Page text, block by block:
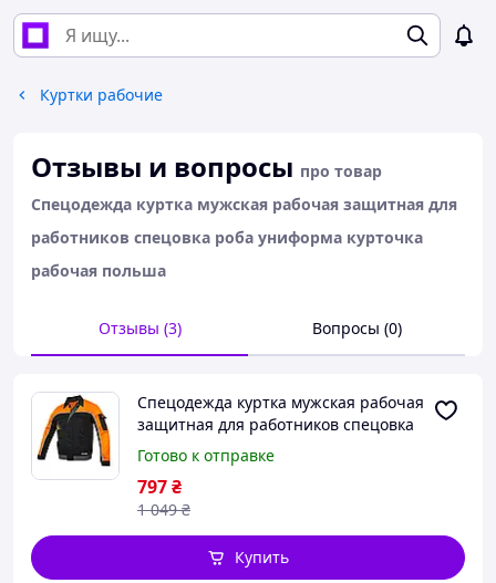
Куртки рабочие
Отзывы и вопросы про товар
Спецодежда куртка мужская рабочая защитная для
работников спецовка роба униформа курточка
рабочая польша
Отзывы (3) Вопросы (0)
Спецодежда куртка мужская рабочая
защитная для работников спецовка
роба униформа курточка рабочая
польша
Готово к отправке
797₴
1 049 ₴
Купить